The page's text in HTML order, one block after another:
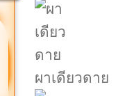
ผาเดียวดาย